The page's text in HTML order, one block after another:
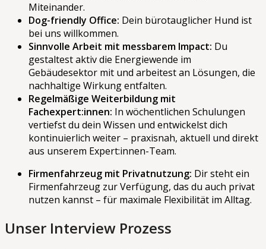
Miteinander.
Dog-friendly Office: Dein bürotauglicher Hund ist
bei uns willkommen.
Sinnvolle Arbeit mit messbarem Impact: Du
gestaltest aktiv die Energiewende im
Gebäudesektor mit und arbeitest an Lösungen, die
nachhaltige Wirkung entfalten.
Regelmäßige Weiterbildung mit
Fachexpert:innen: In wöchentlichen Schulungen
vertiefst du dein Wissen und entwickelst dich
kontinuierlich weiter – praxisnah, aktuell und direkt
aus unserem Expert:innen-Team.
Firmenfahrzeug mit Privatnutzung: Dir steht ein
Firmenfahrzeug zur Verfügung, das du auch privat
nutzen kannst – für maximale Flexibilität im Alltag.
Unser Interview Prozess